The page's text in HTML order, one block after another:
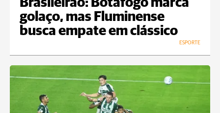
Brasileirão: Botafogo marca
golaço, mas Fluminense
busca empate em clássico
ESPORTE